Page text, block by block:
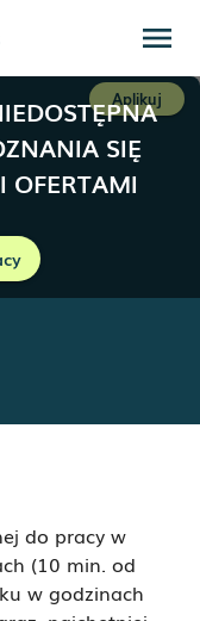
menu
SIĘ
Aplikuj
do pracy w
(10 min. od
w godzinach